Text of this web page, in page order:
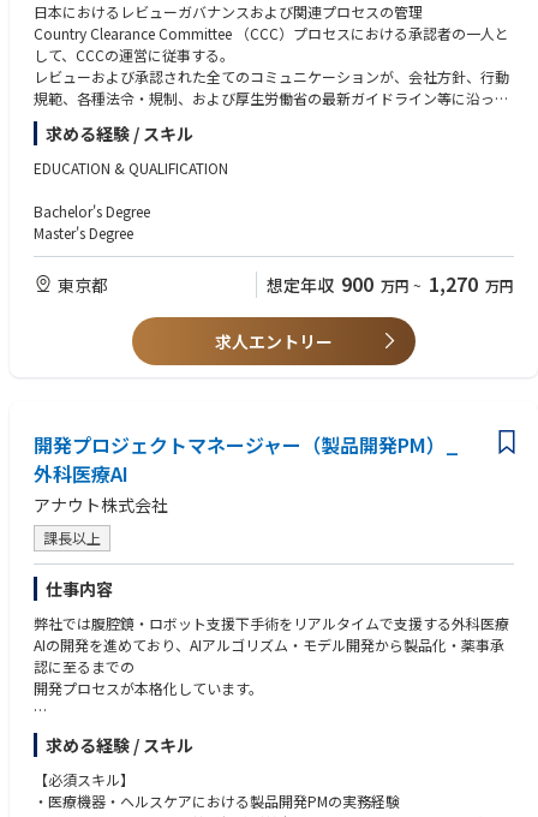
日本におけるレビューガバナンスおよび関連プロセスの管理
Country Clearance Committee （CCC）プロセスにおける承認者の一人と
して、CCCの運営に従事する。
レビューおよび承認された全てのコミュニケーションが、会社方針、行動
規範、各種法令・規制、および厚生労働省の最新ガイドライン等に沿った
適切な内容となっている状態を確保する。
CCCの円滑な運営を統括する。
Medical Integrityの理念の下、効率的かつ効果的なレビュー、更新、承
用されている状態を確保する。
共同販促パートナー企業との窓口業務および管理を担う。
販売提携先のプロセスが求める基準と整合していることを確保する。
社員に対して質の高いトレーニングを提供する。
レビューガバナンスに関する新たな仕組み、システム、およびプロセスを
提案・構築する。
厚生労働省の最新ガイドラインに関する対応など、直面する課題を管理し
オペレーションマネジメントリードと、メディカルオペレーション部長を
支援する。
オペレーションマネジメントリードの指示および優先順位付けのもとで業
務を遂行し、CCCレビュー業務の提供を維持しながら、各種ガバナンス活
動を実行する。
監督部門および関連ガバナンス部門と密接に連携し、組織全体におけるレ
ビューガバナンスプロセスの整合性、監査対応体制、およびリスク低減を
確保する。
CCC関連のレビューガバナンスに関する監査・査察対応（社内・社外）の
中心窓口として機能し、証憑資料の準備および対応調整を行う。
レビューガバナンス上の指摘事項に対するCAPA（是正・予防措置）サイ
クル全体を主導し、根本原因分析、是正措置および予防措置の策定・実
施、効果の検証などを実施する。また、その進捗状況をオペレーションマ
る。
KPI（レビュー件数、レビューサイクル所要期間、コンプライアンス状況
等）の分析を通じて継続的改善を推進する。分析結果を標準化テンプレー
ト、チェックリスト、申請者・レビュアー向けトレーニング内容へ反映す
求める経験 / スキル
EDUCATION & QUALIFICATION
Bachelor's Degree
Master's Degree
東京都 想定年収 900 万円 ~ 1,270 万円
求人エントリー
開発プロジェクトマネージャー（製品開発PM）_
外科医療AI
アナウト株式会社
課長以上
仕事内容
弊社では腹腔鏡・ロボット支援下手術をリアルタイムで支援する外科医療
AIの開発を進めており、AIアルゴリズム・モデル開発から製品化・薬事承
認に至るまでの
開発プロセスが本格化しています。
開発規模の拡大にともない、エンジニアチームを中心にスケジュール・リ
ソース・品質・薬事対応を一気通貫で推進できる開発PMの必要性が高ま
っており、今回の募集に至りました。
求める経験 / スキル
【必須スキル】
・医療機器・ヘルスケアにおける製品開発PMの実務経験